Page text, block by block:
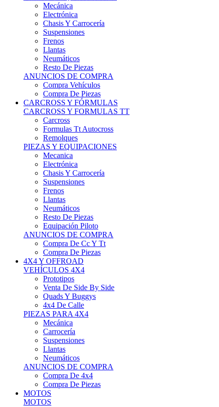
Electrónica
Chasis Y Carrocería
Suspensiones
Frenos
Llantas
Neumáticos
Resto De Piezas
ANUNCIOS DE COMPRA
Compra Vehículos
Compra De Piezas
CARCROSS Y FÓRMULAS
CARCROSS Y FORMULAS TT
Carcross
Formulas Tt Autocross
Remolques
PIEZAS Y EQUIPACIONES
Mecanica
Electrónica
Chasis Y Carrocería
Suspensiones
Frenos
Llantas
Neumáticos
Resto De Piezas
Equipación Piloto
ANUNCIOS DE COMPRA
Compra De Cc Y Tt
Compra De Piezas
4X4 Y OFFROAD
VEHÍCULOS 4X4
Prototipos
Venta De Side By Side
Quads Y Buggys
4x4 De Calle
PIEZAS PARA 4X4
Mecánica
Carrocería
Suspensiones
Llantas
Neumáticos
ANUNCIOS DE COMPRA
Compra De 4x4
Compra De Piezas
MOTOS
MOTOS
Motos De Circuito